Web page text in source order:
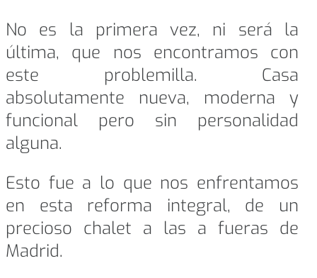
No es la primera vez, ni será la
última, que nos encontramos con
este problemilla. Casa
absolutamente nueva, moderna y
funcional pero sin personalidad
alguna.
Esto fue a lo que nos enfrentamos
en esta reforma integral, de un
precioso chalet a las a fueras de
Madrid.